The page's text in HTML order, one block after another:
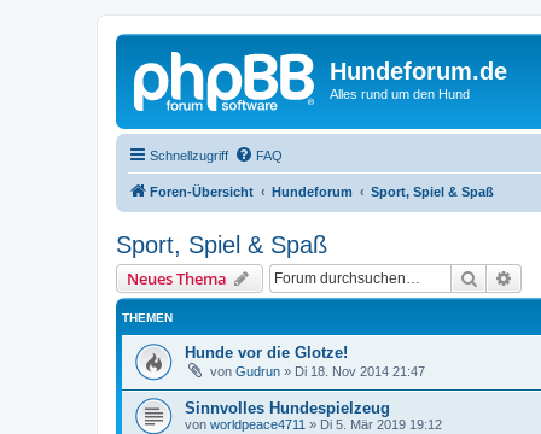
Hundeforum.de
Alles rund um den Hund
Schnellzugriff FAQ
Foren-Übersicht Hundeforum Sport, Spiel & Spaß
Sport, Spiel & Spaß
Neues Thema Suche
THEMEN
Hunde vor die Glotze!
von Gudrun » Di 18. Nov 2014 21:47
Sinnvolles Hundespielzeug
von worldpeace4711 » Di 5. Mär 2019 19:12